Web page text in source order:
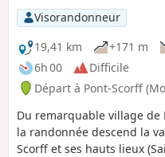
Visorandonneur
19,41 km
+171 m
6h 00
Difficile
Départ à Pont-Scorff
Du remarquable village de
la randonnée descend la
Scorff et ses hauts lieux